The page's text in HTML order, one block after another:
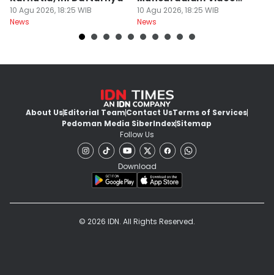
10 Agu 2026, 18:25 WIB
News
Perdana 13 Detik
10 Agu 2026, 18:25 WIB
News
About UsEditorial TeamContact UsTerms of Services
Pedoman Media SiberIndexSitemap
Follow Us
Download
© 2026 IDN. All Rights Reserved.